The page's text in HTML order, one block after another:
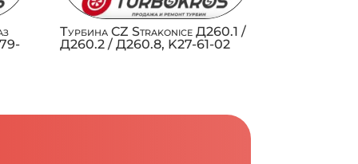
Турбина CZ Strakonice Д260.1 /
Д260.2 / Д260.8, K27-61-02